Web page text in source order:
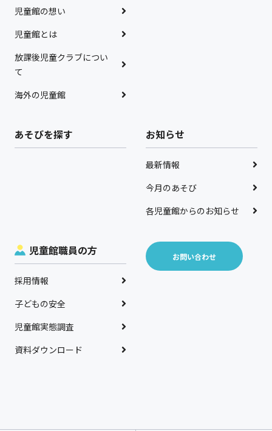
児童館の想い
児童館とは
放課後児童クラブについ
て
海外の児童館
あそびを探す お知らせ
最新情報
今月のあそび
各児童館からのお知らせ
児童館職員の方
採用情報
子どもの安全
児童館実態調査
資料ダウンロード
お問い合わせ